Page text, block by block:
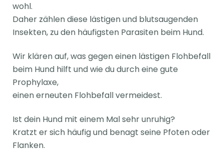
wohl.
Daher zählen diese lästigen und blutsaugenden
Insekten, zu den häufigsten Parasiten beim Hund.
Wir klären auf, was gegen einen lästigen Flohbefall
beim Hund hilft und wie du durch eine gute
Prophylaxe,
einen erneuten Flohbefall vermeidest.
Ist dein Hund mit einem Mal sehr unruhig?
Kratzt er sich häufig und benagt seine Pfoten oder
Flanken.